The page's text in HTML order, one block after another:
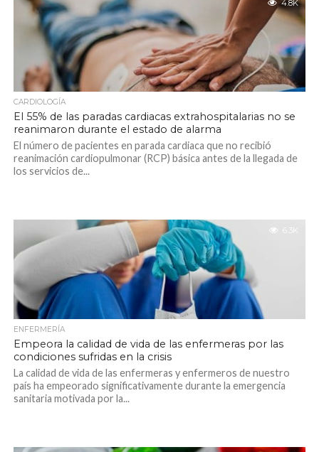
4.8K
CARDIOLOGÍA
El 55% de las paradas cardiacas extrahospitalarias no se
reanimaron durante el estado de alarma
El número de pacientes en parada cardiaca que no recibió
reanimación cardiopulmonar (RCP) básica antes de la llegada de
los servicios de...
6.3K
ENFERMERÍA
Empeora la calidad de vida de las enfermeras por las
condiciones sufridas en la crisis
La calidad de vida de las enfermeras y enfermeros de nuestro
país ha empeorado significativamente durante la emergencia
sanitaria motivada por la...